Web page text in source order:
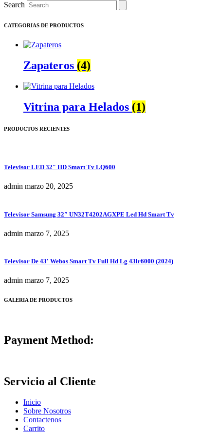
Search
CATEGORIAS DE PRODUCTOS
Zapateros (4)
Vitrina para Helados (1)
PRODUCTOS RECIENTES
Televisor LED 32″ HD Smart Tv LQ600
admin marzo 20, 2025
Televisor Samsung 32″ UN32T4202AGXPE Led Hd Smart Tv
admin marzo 7, 2025
Televisor De 43′ Webos Smart Tv Full Hd Lg 43lr6000 (2024)
admin marzo 7, 2025
GALERIA DE PRODUCTOS
Payment Method:
Servicio al Cliente
Inicio
Sobre Nosotros
Contactenos
Carrito